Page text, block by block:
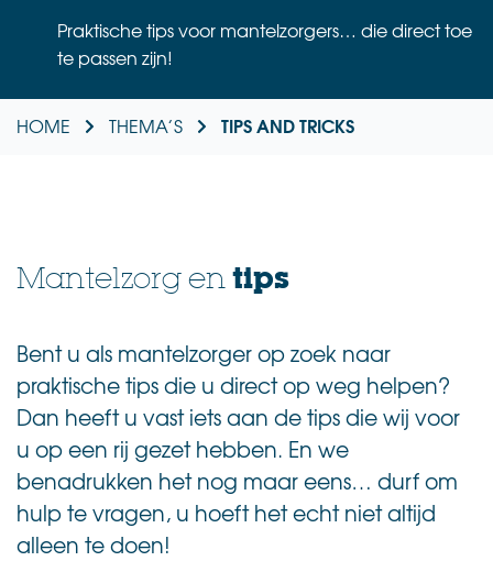
Praktische tips voor mantelzorgers… die direct toe
te passen zijn!
HOME THEMA’S TIPS AND TRICKS
Mantelzorg en tips
Bent u als mantelzorger op zoek naar
praktische tips die u direct op weg helpen?
Dan heeft u vast iets aan de tips die wij voor
u op een rij gezet hebben. En we
benadrukken het nog maar eens… durf om
hulp te vragen, u hoeft het echt niet altijd
alleen te doen!